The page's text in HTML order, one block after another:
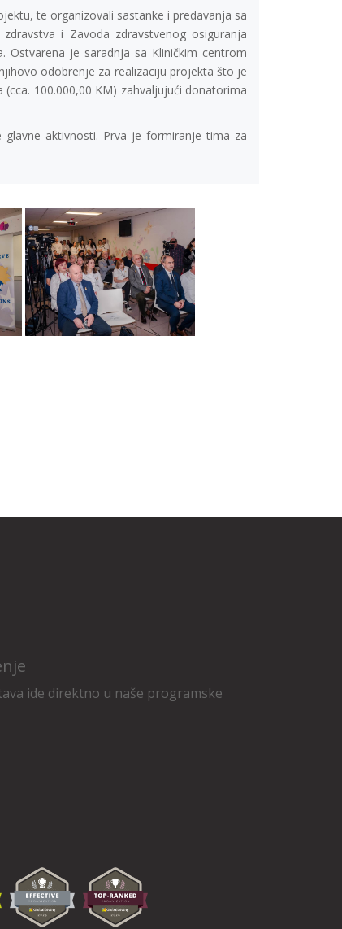
te organizovali sastanke i predavanja sa
i Zavoda zdravstvenog osiguranja
je saradnja sa Kliničkim centrom
odobrenje za realizaciju projekta što je
100.000,00 KM) zahvaljujući donatorima
aktivnosti. Prva je formiranje tima za
ide direktno u naše programske